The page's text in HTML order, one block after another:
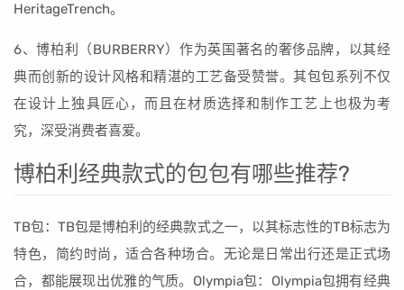
HeritageTrench。
6、博柏利（BURBERRY）作为英国著名的奢侈品牌，以其经
典而创新的设计风格和精湛的工艺备受赞誉。其包包系列不仅
在设计上独具匠心，而且在材质选择和制作工艺上也极为考
究，深受消费者喜爱。
博柏利经典款式的包包有哪些推荐?
TB包：TB包是博柏利的经典款式之一，以其标志性的TB标志为
特色，简约时尚，适合各种场合。无论是日常出行还是正式场
合，都能展现出优雅的气质。Olympia包：Olympia包拥有经典